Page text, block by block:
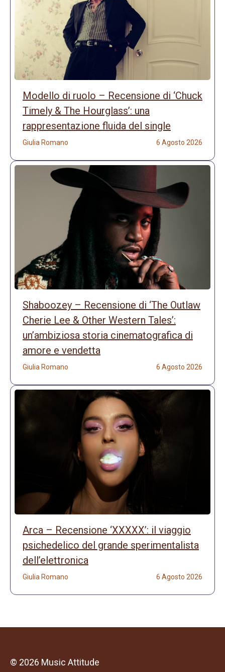
Modello di ruolo – Recensione di ‘Chuck
Timely & The Hourglass’: una
rappresentazione fluida del single
Giulia Romano 6 Agosto 2026
Shaboozey – Recensione di ‘The Outlaw
Cherie Lee & Other Western Tales’:
un’ambiziosa storia cinematografica di
amore e vendetta
Giulia Romano 6 Agosto 2026
Arca – Recensione ‘XXXXX’: il viaggio
psichedelico del grande sperimentalista
dell’elettronica
Giulia Romano 6 Agosto 2026
© 2026 Music Attitude